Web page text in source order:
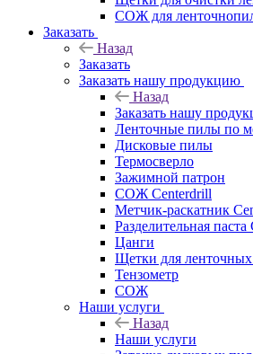
СОЖ для
Заказать
Назад
Заказать
Заказать нашу продукцию
Назад
Заказать нашу
Ленточные пилы по
Дисковые пилы
Термосверло
Зажимной патрон
СОЖ Centerdrill
Метчик-раскатник
Разделительная
Цанги
Щетки для
Тензометр
СОЖ
Наши услуги
Назад
Наши услуги